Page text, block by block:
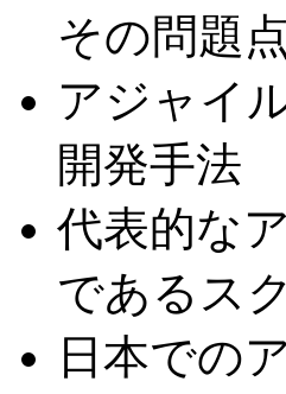
その問題点
アジャイ
開発手法
代表的な
であるス
日本での